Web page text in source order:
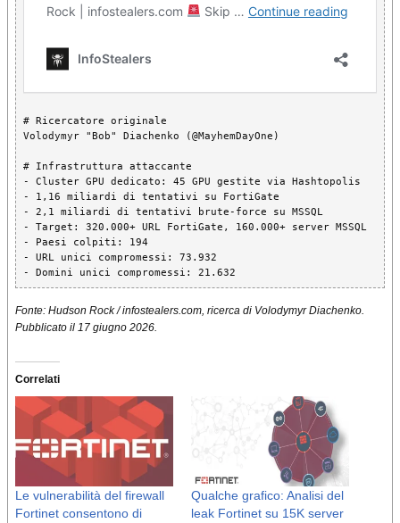
# Ricercatore originale
Volodymyr "Bob" Diachenko (@MayhemDayOne)
# Infrastruttura attaccante
- Cluster GPU dedicato: 45 GPU gestite via Hashtopolis
- 1,16 miliardi di tentativi su FortiGate
- 2,1 miliardi di tentativi brute-force su MSSQL
- Target: 320.000+ URL FortiGate, 160.000+ server MSSQL
- Paesi colpiti: 194
- URL unici compromessi: 73.932
- Domini unici compromessi: 21.632
Fonte: Hudson Rock / infostealers.com, ricerca di Volodymyr Diachenko.
Pubblicato il 17 giugno 2026.
Correlati
Le vulnerabilità del firewall
Fortinet consentono di
Qualche grafico: Analisi del
leak Fortinet su 15K server